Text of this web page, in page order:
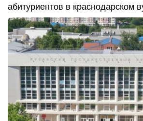
абитуриентов в краснодарском